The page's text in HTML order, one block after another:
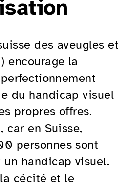
des aveugles et
encourage la
du handicap visuel
propres offres.
car en Suisse,
personnes sont
un handicap visuel.
cécité et le